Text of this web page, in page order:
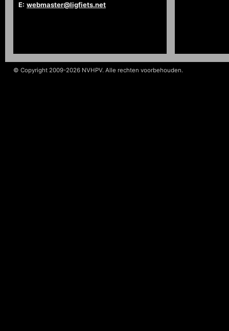
E: webmaster@ligfiets.net
© Copyright 2009-2026 NVHPV. Alle rechten voorbehouden.